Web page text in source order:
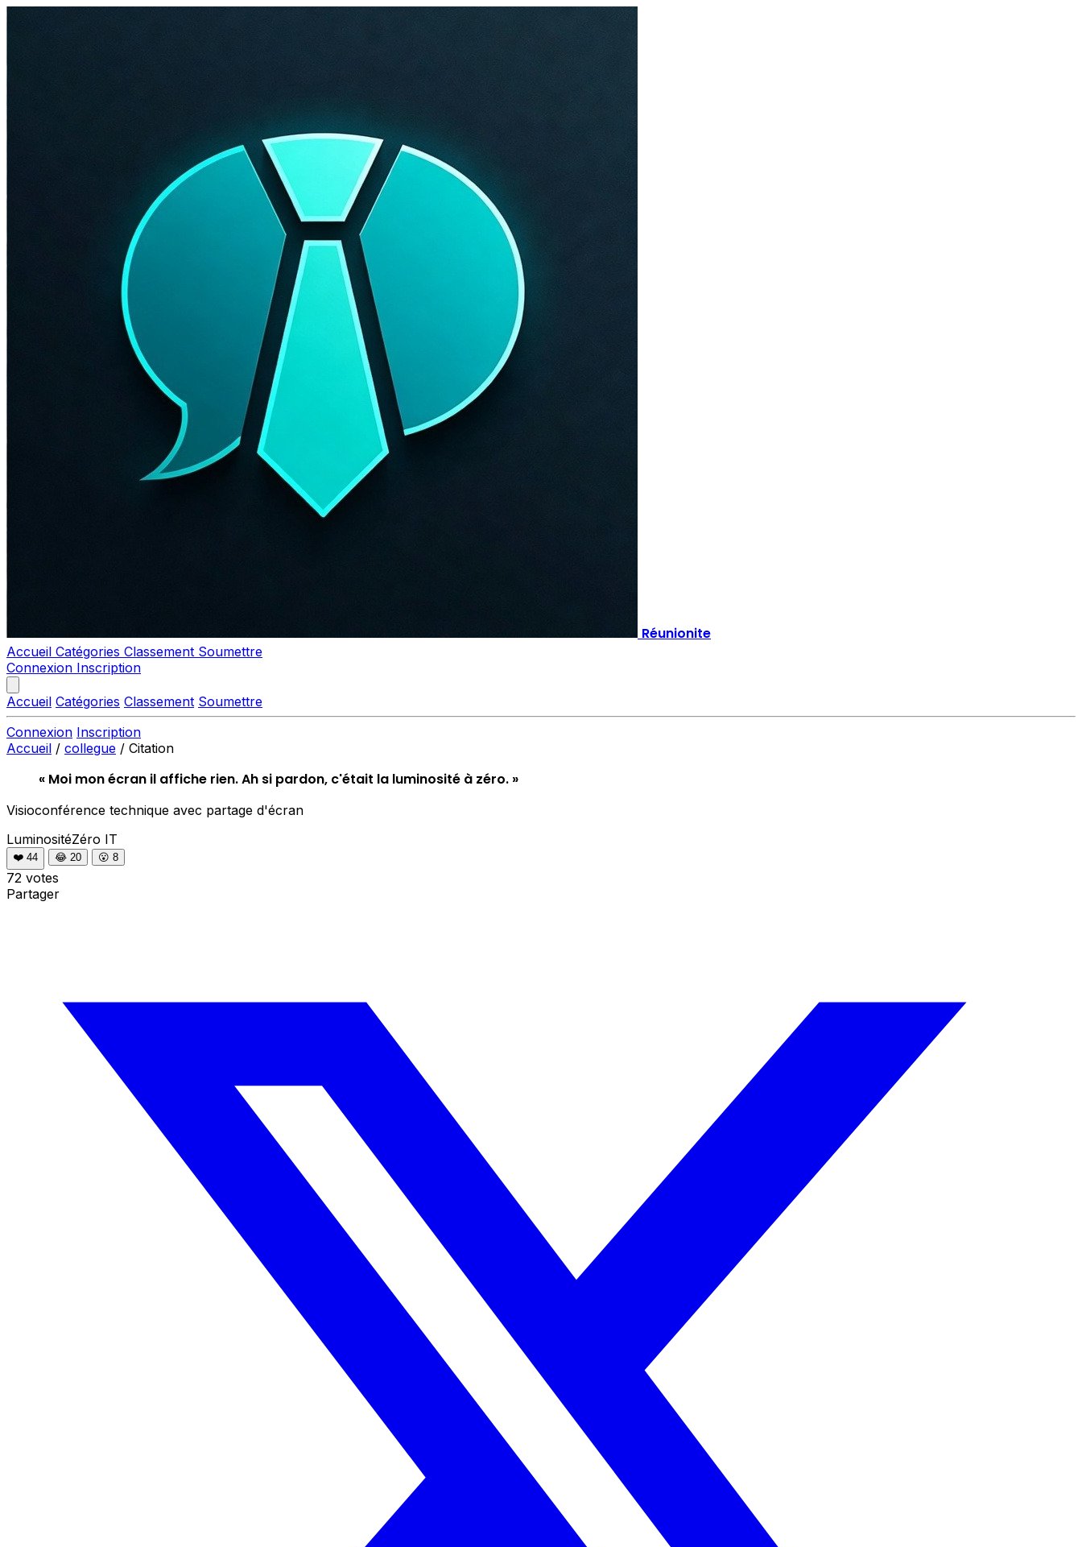
Réunionite
Accueil Catégories Classement Soumettre
Connexion Inscription
Accueil Catégories Classement Soumettre
Connexion Inscription
Accueil / collegue / Citation
« Moi mon écran il affiche rien. Ah si pardon, c'était la luminosité à zéro. »
Visioconférence technique avec partage d'écran
LuminositéZéro IT
❤️ 44 😂 20 😮 8
72 votes
Partager